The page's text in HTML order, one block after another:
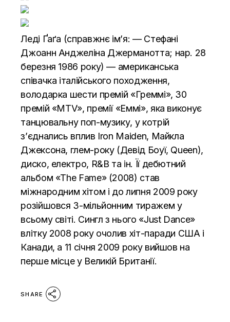
Леді Ґаґа (справжнє ім’я: — Стефані
Джоанн Анджеліна Джерманотта; нар. 28
березня 1986 року) — американська
співачка італійського походження,
володарка шести премій «Греммі», 30
премій «MTV», премії «Еммі», яка виконує
танцювальну поп-музику, у котрій
з’єднались вплив Iron Maiden, Майкла
Джексона, глем-року (Девід Боуї, Queen),
диско, електро, R&B та ін. Її дебютний
альбом «The Fame» (2008) став
міжнародним хітом і до липня 2009 року
розійшовся 3-мільйонним тиражем у
всьому світі. Сингл з нього «Just Dance»
влітку 2008 року очолив хіт-паради США і
Канади, а 11 січня 2009 року вийшов на
перше місце у Великій Британії.
SHARE